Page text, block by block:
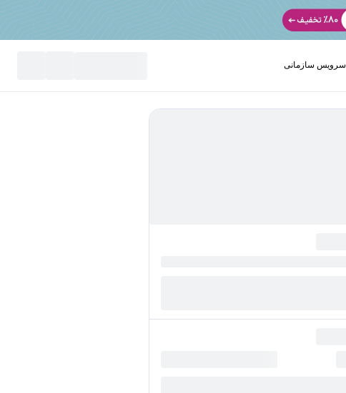
سرویس سازمانی